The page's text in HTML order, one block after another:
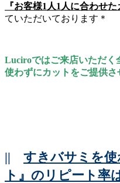
『お客様1人1人に合わせた
ていただいております＊
Luciroではご来店いただく
使わずにカットをご提供さ
|| すきバサミを
ト』のリピート率